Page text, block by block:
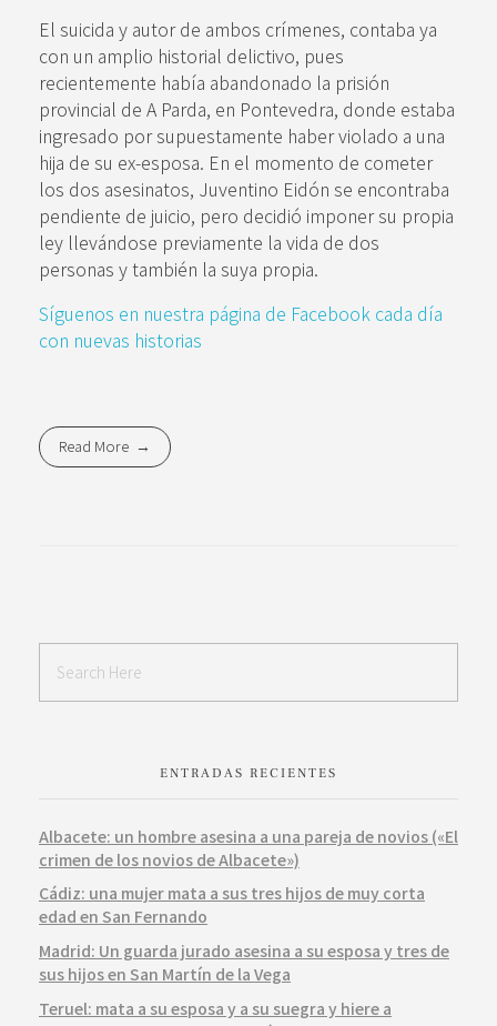
El suicida y autor de ambos crímenes, contaba ya
con un amplio historial delictivo, pues
recientemente había abandonado la prisión
provincial de A Parda, en Pontevedra, donde estaba
ingresado por supuestamente haber violado a una
hija de su ex-esposa. En el momento de cometer
los dos asesinatos, Juventino Eidón se encontraba
pendiente de juicio, pero decidió imponer su propia
ley llevándose previamente la vida de dos
personas y también la suya propia.
Síguenos en nuestra página de Facebook cada día
con nuevas historias
Read More
ENTRADAS RECIENTES
Albacete: un hombre asesina a una pareja de novios («El
crimen de los novios de Albacete»)
Cádiz: una mujer mata a sus tres hijos de muy corta
edad en San Fernando
Madrid: Un guarda jurado asesina a su esposa y tres de
sus hijos en San Martín de la Vega
Teruel: mata a su esposa y a su suegra y hiere a